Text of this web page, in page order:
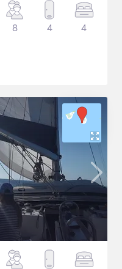
8 4 4